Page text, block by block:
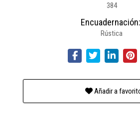
384
Encuadernación:
Rústica
Añadir a